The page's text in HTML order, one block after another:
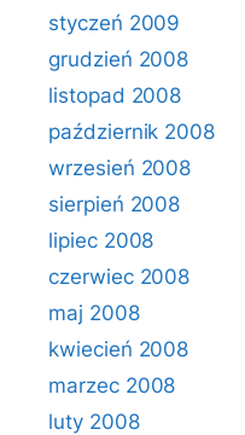
styczeń 2009
grudzień 2008
listopad 2008
październik 2008
wrzesień 2008
sierpień 2008
lipiec 2008
czerwiec 2008
maj 2008
kwiecień 2008
marzec 2008
luty 2008